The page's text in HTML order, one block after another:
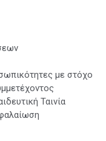
με στόχο
Ταινία